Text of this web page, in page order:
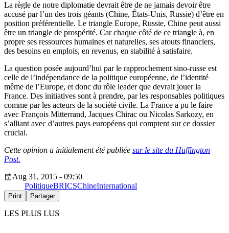
La règle de notre diplomatie devrait être de ne jamais devoir être
accusé par l’un des trois géants (Chine, États-Unis, Russie) d’être en
position préférentielle. Le triangle Europe, Russie, Chine peut aussi
être un triangle de prospérité. Car chaque côté de ce triangle à, en
propre ses ressources humaines et naturelles, ses atouts financiers,
des besoins en emplois, en revenus, en stabilité à satisfaire.
La question posée aujourd’hui par le rapprochement sino-russe est
celle de l’indépendance de la politique européenne, de l’identité
même de l’Europe, et donc du rôle leader que devrait jouer la
France. Des initiatives sont à prendre, par les responsables politiques
comme par les acteurs de la société civile. La France a pu le faire
avec François Mitterrand, Jacques Chirac ou Nicolas Sarkozy, en
s’alliant avec d’autres pays européens qui comptent sur ce dossier
crucial.
Cette opinion a initialement été publiée sur le site du Huffington
Post.
Aug 31, 2015 - 09:50
PolitiqueBRICSChineInternational
Print Partager
LES PLUS LUS